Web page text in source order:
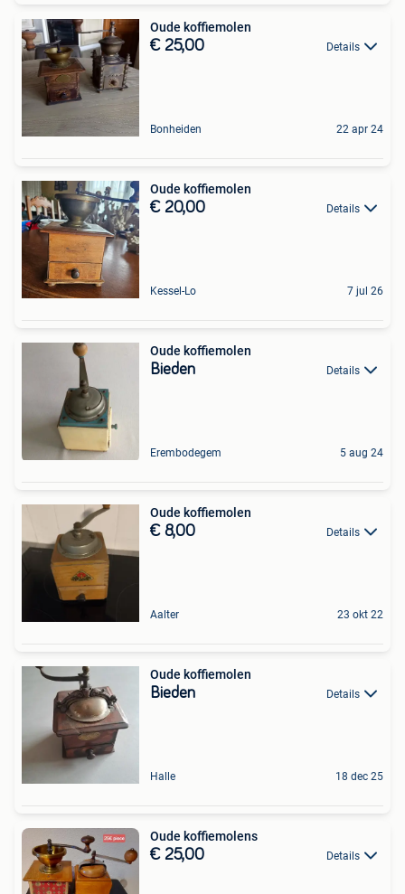
Oude koffiemolen
€ 25,00 Details
Bonheiden 22 apr 24
Oude koffiemolen
€ 20,00 Details
Kessel-Lo 7 jul 26
Oude koffiemolen
Bieden Details
Erembodegem 5 aug 24
Oude koffiemolen
€ 8,00 Details
Aalter 23 okt 22
Oude koffiemolen
Bieden Details
Halle 18 dec 25
Oude koffiemolens
€ 25,00 Details